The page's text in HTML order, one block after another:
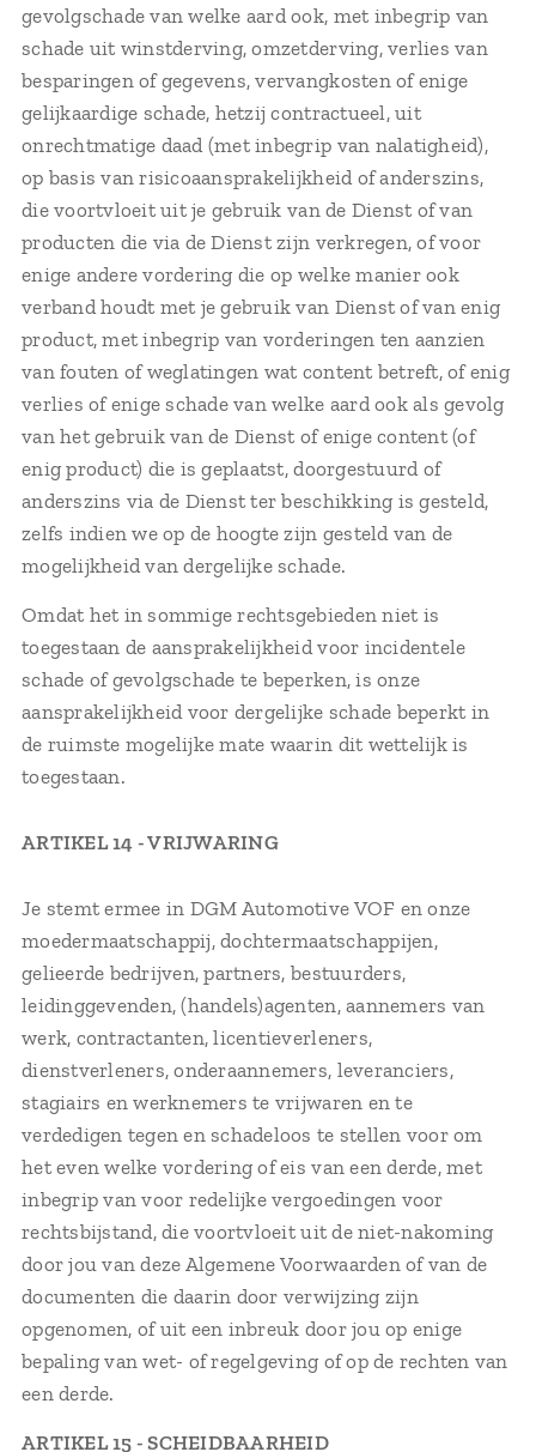
gevolgschade van welke aard ook, met inbegrip van
schade uit winstderving, omzetderving, verlies van
besparingen of gegevens, vervangkosten of enige
gelijkaardige schade, hetzij contractueel, uit
onrechtmatige daad (met inbegrip van nalatigheid),
op basis van risicoaansprakelijkheid of anderszins,
die voortvloeit uit je gebruik van de Dienst of van
producten die via de Dienst zijn verkregen, of voor
enige andere vordering die op welke manier ook
verband houdt met je gebruik van Dienst of van enig
product, met inbegrip van vorderingen ten aanzien
van fouten of weglatingen wat content betreft, of enig
verlies of enige schade van welke aard ook als gevolg
van het gebruik van de Dienst of enige content (of
enig product) die is geplaatst, doorgestuurd of
anderszins via de Dienst ter beschikking is gesteld,
zelfs indien we op de hoogte zijn gesteld van de
mogelijkheid van dergelijke schade.
Omdat het in sommige rechtsgebieden niet is
toegestaan de aansprakelijkheid voor incidentele
schade of gevolgschade te beperken, is onze
aansprakelijkheid voor dergelijke schade beperkt in
de ruimste mogelijke mate waarin dit wettelijk is
toegestaan.
ARTIKEL 14 - VRIJWARING
Je stemt ermee in DGM Automotive VOF en onze
moedermaatschappij, dochtermaatschappijen,
gelieerde bedrijven, partners, bestuurders,
leidinggevenden, (handels)agenten, aannemers van
werk, contractanten, licentieverleners,
dienstverleners, onderaannemers, leveranciers,
stagiairs en werknemers te vrijwaren en te
verdedigen tegen en schadeloos te stellen voor om
het even welke vordering of eis van een derde, met
inbegrip van voor redelijke vergoedingen voor
rechtsbijstand, die voortvloeit uit de niet-nakoming
door jou van deze Algemene Voorwaarden of van de
documenten die daarin door verwijzing zijn
opgenomen, of uit een inbreuk door jou op enige
bepaling van wet- of regelgeving of op de rechten van
een derde.
ARTIKEL 15 - SCHEIDBAARHEID